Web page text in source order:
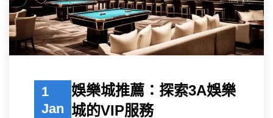
1
Jan
娛樂城推薦：探索3A娛樂
城的VIP服務